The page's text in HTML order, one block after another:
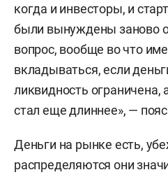
когда и инвесторы, и
были вынуждены заново
вопрос, вообще во что
вкладываться, если
ликвидность ограничена,
стал еще длиннее», —
Деньги на рынке есть,
распределяются они